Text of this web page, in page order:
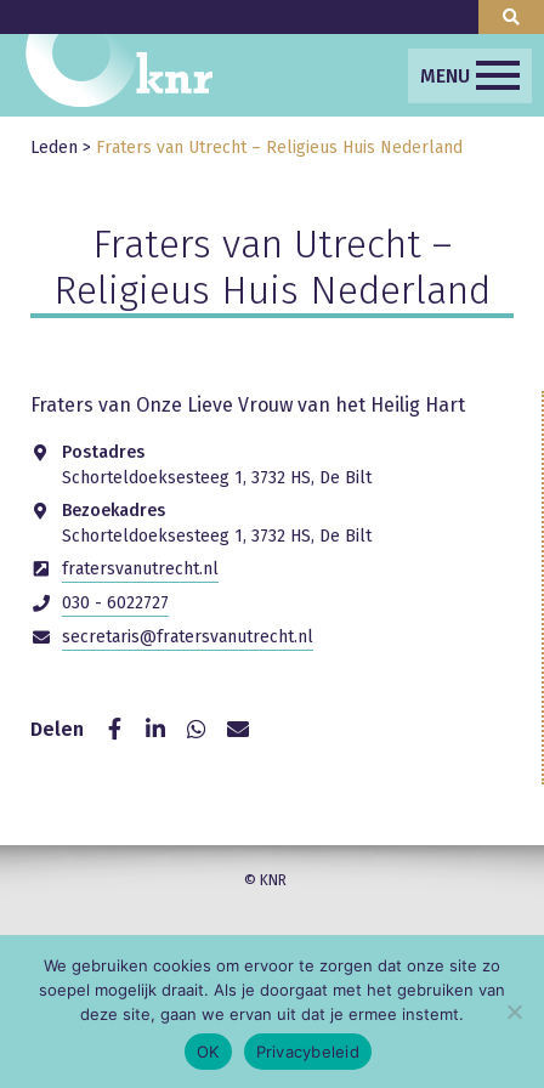
MENU
Leden > Fraters van Utrecht – Religieus Huis Nederland
Fraters van Utrecht –
Religieus Huis Nederland
Fraters van Onze Lieve Vrouw van het Heilig Hart
Postadres
Schorteldoeksesteeg 1, 3732 HS, De Bilt
Bezoekadres
Schorteldoeksesteeg 1, 3732 HS, De Bilt
fratersvanutrecht.nl
030 - 6022727
secretaris@fratersvanutrecht.nl
Delen
© KNR
We gebruiken cookies om ervoor te zorgen dat onze site zo
soepel mogelijk draait. Als je doorgaat met het gebruiken van
deze site, gaan we ervan uit dat je ermee instemt.
OK
Privacybeleid